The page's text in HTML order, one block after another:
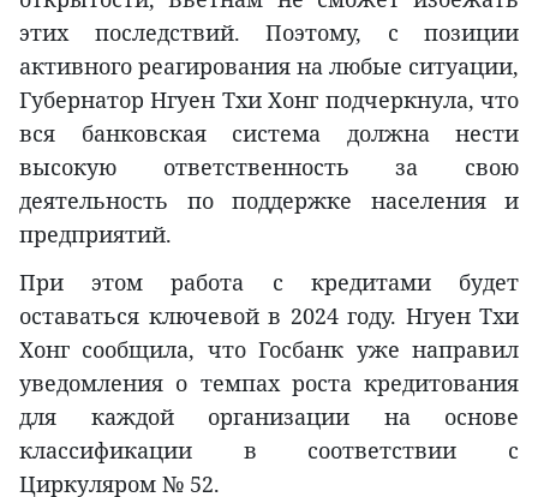
этих последствий. Поэтому, с позиции
активного реагирования на любые ситуации,
Губернатор Нгуен Тхи Хонг подчеркнула, что
вся банковская система должна нести
высокую ответственность за свою
деятельность по поддержке населения и
предприятий.
При этом работа с кредитами будет
оставаться ключевой в 2024 году. Нгуен Тхи
Хонг сообщила, что Госбанк уже направил
уведомления о темпах роста кредитования
для каждой организации на основе
классификации в соответствии с
Циркуляром № 52.